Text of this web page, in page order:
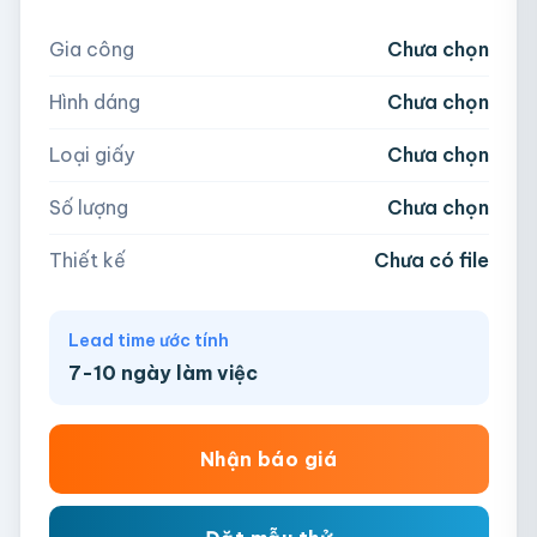
5,000
Hoặc nhập số lượng:
− hộp
AI, PDF, EPS, PSD, PNG, JPG (tối đa 50MB)
Gia công Chưa chọn
Hình dáng Chưa chọn
Loại giấy Chưa chọn
Số lượng Chưa chọn
Thiết kế Chưa có file
Lead time ước tính
7-10 ngày làm việc
Nhận báo giá